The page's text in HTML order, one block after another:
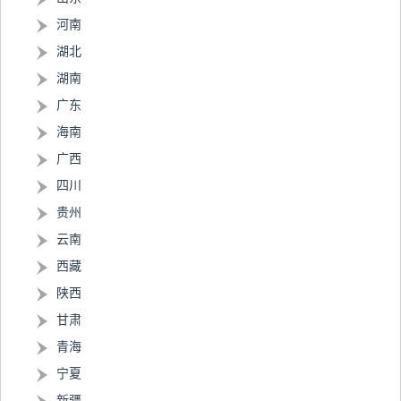
河南
湖北
湖南
广东
海南
广西
四川
贵州
云南
西藏
陕西
甘肃
青海
宁夏